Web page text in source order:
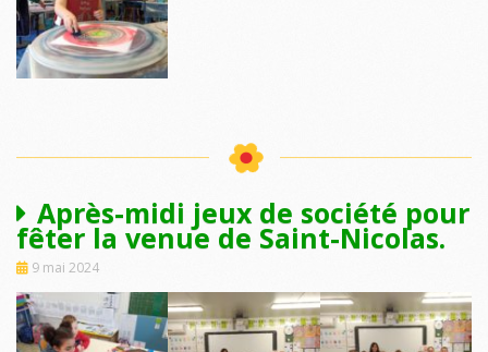
Après-midi jeux de société pour
fêter la venue de Saint-Nicolas.
9 mai 2024